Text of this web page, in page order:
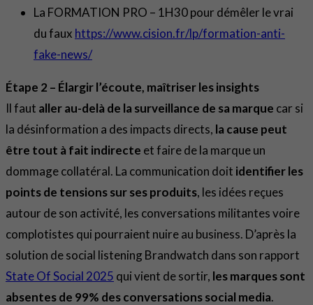
La FORMATION PRO – 1H30 pour démêler le vrai
du faux https://www.cision.fr/lp/formation-anti-
fake-news/
Étape 2 – Élargir l’écoute, maîtriser les insights
Il faut aller au-delà de la surveillance de sa marque car si
la désinformation a des impacts directs, la cause peut
être tout à fait indirecte et faire de la marque un
dommage collatéral. La communication doit identifier les
points de tensions sur ses produits, les idées reçues
autour de son activité, les conversations militantes voire
complotistes qui pourraient nuire au business. D’après la
solution de social listening Brandwatch dans son rapport
State Of Social 2025 qui vient de sortir, les marques sont
absentes de 99% des conversations social media.